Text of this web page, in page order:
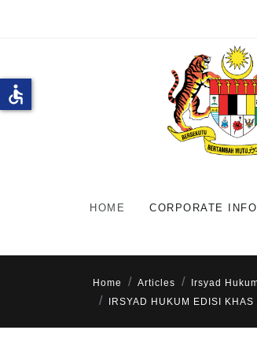
HOME CORPORATE INFO
Home Articles Irsyad
IRSYAD HUKUM EDISI
accessible